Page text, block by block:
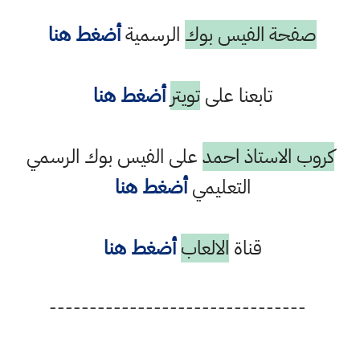
صفحة الفيس بوك الرسميةأضغط هنا
تابعنا علىتويتر أضغط هنا
كروب الاستاذ احمدعلى الفيس بوك الرسمي
التعليميأضغط هنا
قناة الالعاب أضغط هنا
--------------------------------